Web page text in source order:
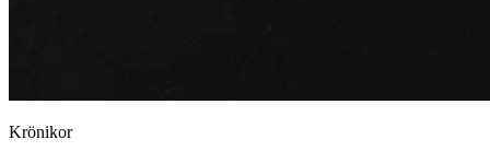
Krönikor